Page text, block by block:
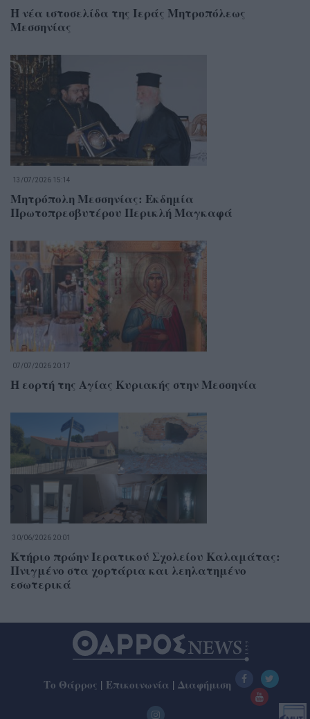
Η νέα ιστοσελίδα της Ιεράς Μητροπόλεως
Μεσσηνίας
13/07/2026 15:14
Μητρόπολη Μεσσηνίας: Εκδημία
Πρωτοπρεσβυτέρου Περικλή Μαγκαφά
07/07/2026 20:17
Η εορτή της Αγίας Κυριακής στην Μεσσηνία
30/06/2026 20:01
Κτήριο πρώην Ιερατικού Σχολείου Καλαμάτας:
Πνιγμένο στα χορτάρια και λεηλατημένο
εσωτερικά
Το Θάρρος | Επικοινωνία | Διαφήμιση